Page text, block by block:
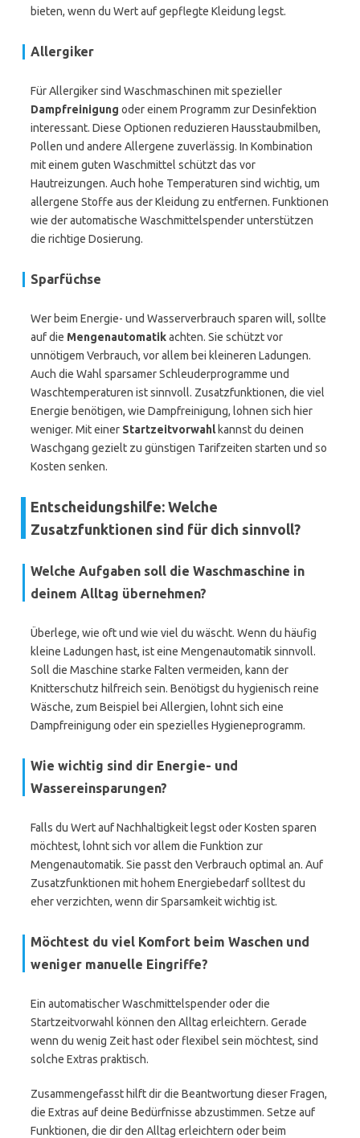
bieten, wenn du Wert auf gepflegte Kleidung legst.
Allergiker
Für Allergiker sind Waschmaschinen mit spezieller
Dampfreinigung oder einem Programm zur Desinfektion
interessant. Diese Optionen reduzieren Hausstaubmilben,
Pollen und andere Allergene zuverlässig. In Kombination
mit einem guten Waschmittel schützt das vor
Hautreizungen. Auch hohe Temperaturen sind wichtig, um
allergene Stoffe aus der Kleidung zu entfernen. Funktionen
wie der automatische Waschmittelspender unterstützen
die richtige Dosierung.
Sparfüchse
Wer beim Energie- und Wasserverbrauch sparen will, sollte
auf die Mengenautomatikachten. Sie schützt vor
unnötigem Verbrauch, vor allem bei kleineren Ladungen.
Auch die Wahl sparsamer Schleuderprogramme und
Waschtemperaturen ist sinnvoll. Zusatzfunktionen, die viel
Energie benötigen, wie Dampfreinigung, lohnen sich hier
weniger. Mit einer Startzeitvorwahlkannst du deinen
Waschgang gezielt zu günstigen Tarifzeiten starten und so
Kosten senken.
Entscheidungshilfe: Welche
Zusatzfunktionen sind für dich sinnvoll?
Welche Aufgaben soll die Waschmaschine in
deinem Alltag übernehmen?
Überlege, wie oft und wie viel du wäscht. Wenn du häufig
kleine Ladungen hast, ist eine Mengenautomatik sinnvoll.
Soll die Maschine starke Falten vermeiden, kann der
Knitterschutz hilfreich sein. Benötigst du hygienisch reine
Wäsche, zum Beispiel bei Allergien, lohnt sich eine
Dampfreinigung oder ein spezielles Hygieneprogramm.
Wie wichtig sind dir Energie- und
Wassereinsparungen?
Falls du Wert auf Nachhaltigkeit legst oder Kosten sparen
möchtest, lohnt sich vor allem die Funktion zur
Mengenautomatik. Sie passt den Verbrauch optimal an. Auf
Zusatzfunktionen mit hohem Energiebedarf solltest du
eher verzichten, wenn dir Sparsamkeit wichtig ist.
Möchtest du viel Komfort beim Waschen und
weniger manuelle Eingriffe?
Ein automatischer Waschmittelspender oder die
Startzeitvorwahl können den Alltag erleichtern. Gerade
wenn du wenig Zeit hast oder flexibel sein möchtest, sind
solche Extras praktisch.
Zusammengefasst hilft dir die Beantwortung dieser Fragen,
die Extras auf deine Bedürfnisse abzustimmen. Setze auf
Funktionen, die dir den Alltag erleichtern oder beim